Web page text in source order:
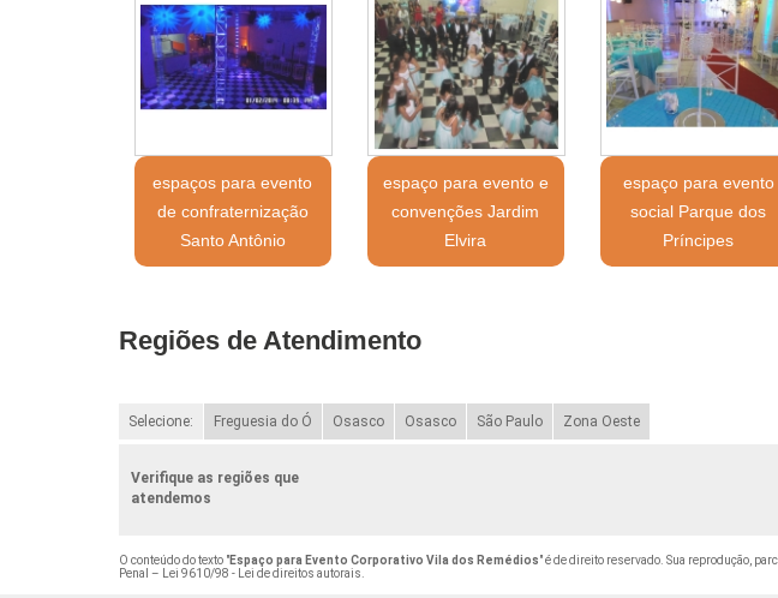
espaços para evento
de confraternização
Santo Antônio
espaço para evento e
convenções Jardim
Elvira
espaço para evento
social Parque dos
Príncipes
Regiões de Atendimento
Selecione: Freguesia do Ó Osasco Osasco São Paulo Zona Oeste
Verifique as regiões que
atendemos
O conteúdo do texto "Espaço para Evento Corporativo Vila dos Remédios" é de direito reservado. Sua reprodução,
Penal –
Lei 9610/98 - Lei de direitos autorais